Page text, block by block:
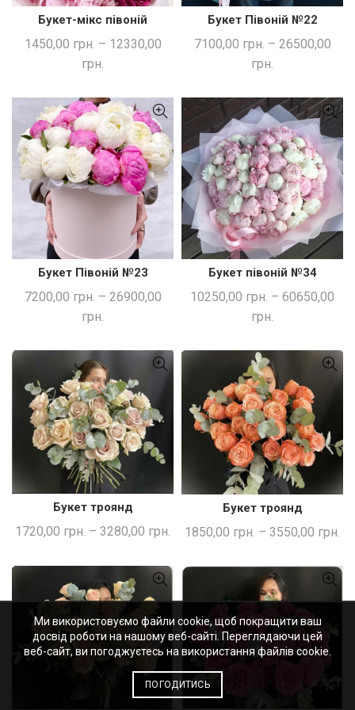
ШВИДКА ПОКУПКА
Букет-мікс півоній
1450,00 грн. – 12330,00
грн.
ШВИДКА ПОКУПКА
Букет Півоній №22
7100,00 грн. – 26500,00
грн.
ШВИДКА ПОКУПКА
Букет Півоній №23
7200,00 грн. – 26900,00
грн.
ШВИДКА ПОКУПКА
Букет півоній №34
10250,00 грн. – 60650,00
грн.
ШВИДКА ПОКУПКА
Букет троянд
1720,00 грн. – 3280,00 грн.
ШВИДКА ПОКУПКА
Букет троянд
1850,00 грн. – 3550,00 грн.
Ми використовуємо файли cookie, щоб покращити ваш
досвід роботи на нашому веб-сайті. Переглядаючи цей
веб-сайт, ви погоджуєтесь на використання файлів cookie.
ПОГОДИТИСЬ